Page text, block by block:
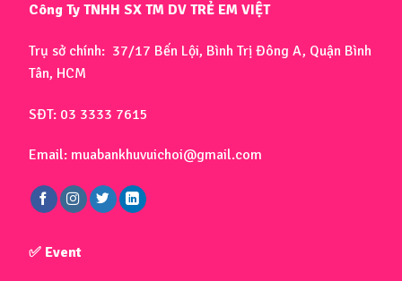
Công Ty TNHH SX TM DV TRẺ EM VIỆT
Trụ sở chính: 37/17 Bến Lội, Bình Trị Đông A, Quận Bình
Tân, HCM
SĐT: 03 3333 7615
Email: muabankhuvuichoi@gmail.com
✅ Event